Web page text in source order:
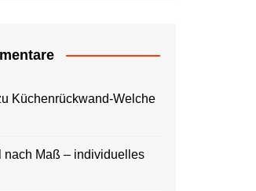
Küchenrückwand-Welche
nach Maß – individuelles